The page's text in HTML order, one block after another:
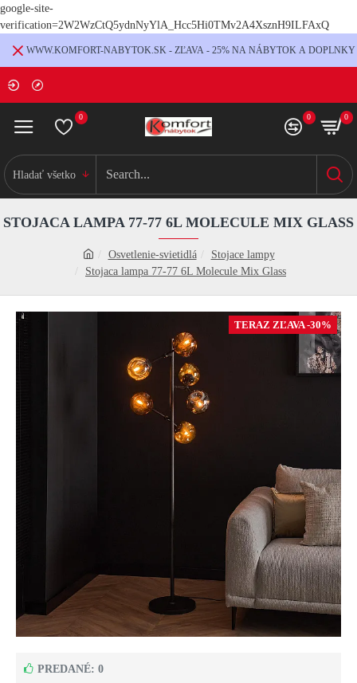
google-site-
verification=2W2WzCtQ5ydnNyYlA_Hcc5Hi0TMv2A4XsznH9ILFAxQ
WWW.KOMFORT-NABYTOK.SK - ZĽAVA - 25% NA NÁBYTOK A DOPLNKY
0 0 0
Hladať všetko
Osvetlenie-svietidlá
Stojace lampy
Stojaca lampa 77-77 6L Molecule Mix Glass
STOJACA LAMPA 77-77 6L MOLECULE MIX GLASS
TERAZ ZĽAVA -30%
PREDANÉ: 0